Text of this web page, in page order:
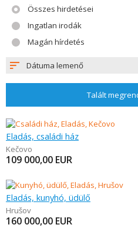
Összes hirdetései
Ingatlan irodák
Magán hírdetés
Dátuma lemenő
Talált
Eladás, családi ház
Kečovo
109 000,00 EUR
Eladás, kunyhó, üdülő
Hrušov
160 000,00 EUR